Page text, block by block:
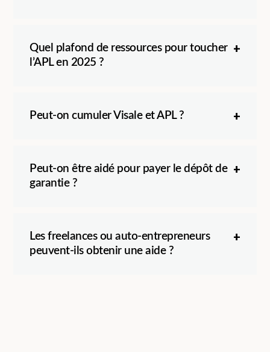
Quel plafond de ressources pour toucher
l’APL en 2025 ?
Peut-on cumuler Visale et APL ?
Peut-on être aidé pour payer le dépôt de
garantie ?
Les freelances ou auto-entrepreneurs
peuvent-ils obtenir une aide ?